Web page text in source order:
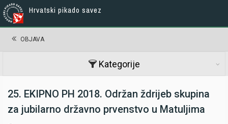
Hrvatski pikado savez
OBJAVA
Kategorije
25. EKIPNO PH 2018. Održan ždrijeb skupina
za jubilarno državno prvenstvo u Matuljima